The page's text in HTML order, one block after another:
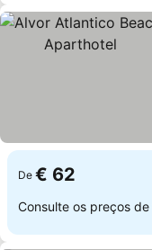
De € 62
Consulte os preços de